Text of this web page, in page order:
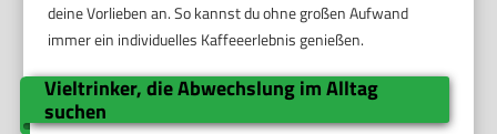
deine Vorlieben an. So kannst du ohne großen Aufwand
immer ein individuelles Kaffeeerlebnis genießen.
Vieltrinker, die Abwechslung im Alltag
suchen